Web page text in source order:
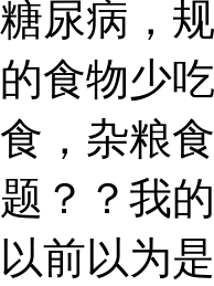
糖尿病，
的食物少
食，杂粮
题？？我
以前以为